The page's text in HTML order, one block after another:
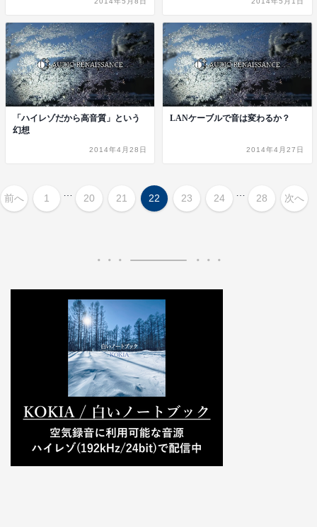
「ハイレゾだから高音質」という
幻想
2014年4月28日
LANケーブルで音は変わるか？
2014年4月27日
前へ 1 20 21 22 23 24 28 次へ